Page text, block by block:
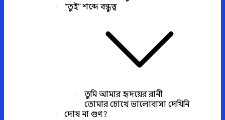
“তুই” শব্দে বন্ধুত্ব
তুমি আমার হৃদয়ের রানী
তোমার চোখে ভালোবাসা দেখিনি
দোষ না গুণ?